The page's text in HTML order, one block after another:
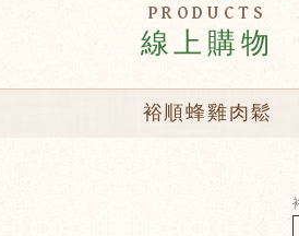
PRODUCTS
線上購物
裕順蜂雞肉鬆